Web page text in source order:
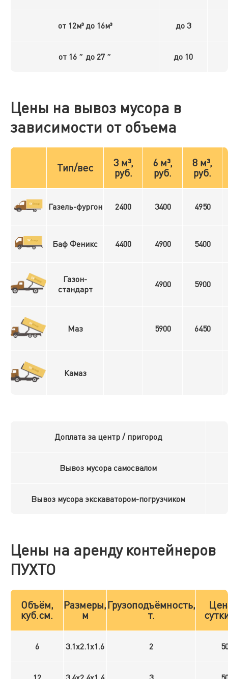
от 12м³ до 16м³ до 3
от 16 ″ до 27 ″ до 10
Цены на вывоз мусора в
зависимости от объема
Тип/вес
3 м³,
руб.
6 м³,
руб.
8 м³,
руб.
Газель-фургон 2400 3400 4950
Баф Феникс 4400 4900 5400
Газон-
стандарт
4900 5900
Маз 5900 6450
Камаз
Доплата за центр / пригород
Вывоз мусора самосвалом
Вывоз мусора экскаватором-погрузчиком
Цены на аренду контейнеров
ПУХТО
Объём,
куб.см.
Размеры,
м
Грузоподъёмность,
т.
6 3.1x2.1x1.6 2